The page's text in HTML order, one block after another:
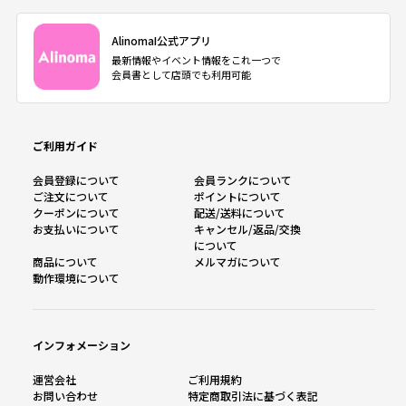
AlinomaI公式アプリ
最新情報やイベント情報をこれ一つで
会員書として店頭でも利用可能
ご利用ガイド
会員登録について
会員ランクについて
ご注文について
ポイントについて
クーポンについて
配送/送料について
お支払いについて
キャンセル/返品/交換
について
商品について
メルマガについて
動作環境について
インフォメーション
運営会社
ご利用規約
お問い合わせ
特定商取引法に基づく表記